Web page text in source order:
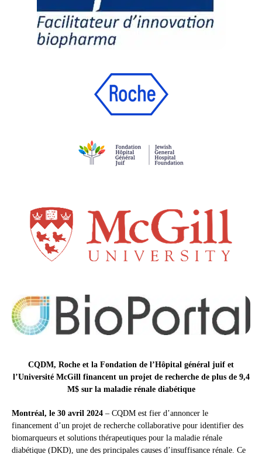
CQDM, Roche et la Fondation de l’Hôpital général juif et
l’Université McGill financent un projet de recherche de plus de 9,4
M$ sur la maladie rénale diabétique
Montréal, le 30 avril 2024 – CQDM est fier d’annoncer le
financement d’un projet de recherche collaborative pour identifier des
biomarqueurs et solutions thérapeutiques pour la maladie rénale
diabétique (DKD), une des principales causes d’insuffisance rénale. Ce